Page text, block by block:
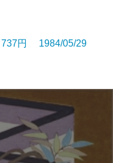
円 1984/05/29